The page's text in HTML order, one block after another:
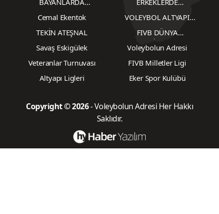
Cemal Ekentok
VOLEYBOL ALTYAPI
KARŞILAŞMALARI
TEKİN ATEŞNAL
FIVB DÜNYA
ŞAMPİYONASI
Savaş Eskigülek
Voleybolun Adresi
Veteranlar Turnuvası
FIVB Milletler Ligi
Altyapı Ligleri
Eker Spor Kulübü
Copyright © 2026- Voleybolun Adresi Her Hakkı
Saklıdır.